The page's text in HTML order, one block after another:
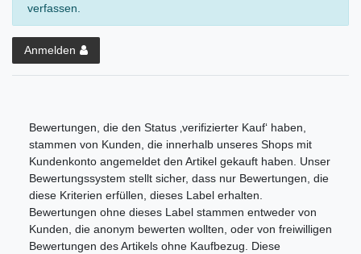
verfassen.
Anmelden
Bewertungen, die den Status ‚verifizierter Kauf‘ haben,
stammen von Kunden, die innerhalb unseres Shops mit
Kundenkonto angemeldet den Artikel gekauft haben. Unser
Bewertungssystem stellt sicher, dass nur Bewertungen, die
diese Kriterien erfüllen, dieses Label erhalten.
Bewertungen ohne dieses Label stammen entweder von
Kunden, die anonym bewerten wollten, oder von freiwilligen
Bewertungen des Artikels ohne Kaufbezug. Diese